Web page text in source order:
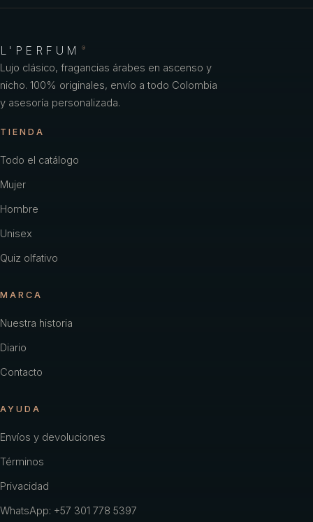
L'PERFUM ®
Lujo clásico, fragancias árabes en ascenso y
nicho. 100% originales, envío a todo Colombia
y asesoría personalizada.
TIENDA
Todo el catálogo
Mujer
Hombre
Unisex
Quiz olfativo
MARCA
Nuestra historia
Diario
Contacto
AYUDA
Envíos y devoluciones
Términos
Privacidad
WhatsApp: +57 301 778 5397